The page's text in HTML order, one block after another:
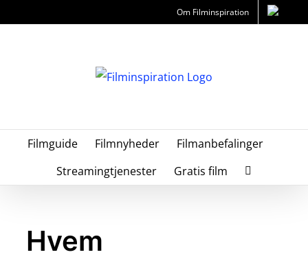
Om Filminspiration
Filmguide Filmnyheder
Filmanbefalinger
Streamingtjenester
Gratis film
Hvem